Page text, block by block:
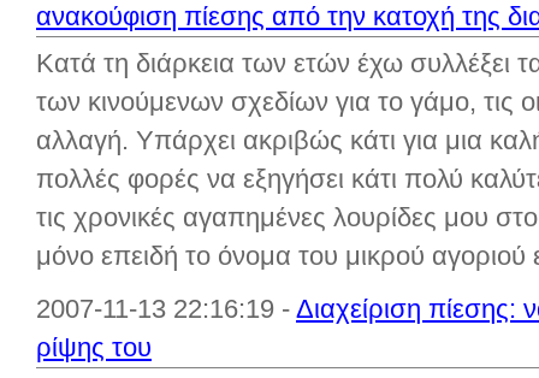
ανακούφιση πίεσης από την κατοχή της
Κατά τη διάρκεια των ετών έχω συλλέξει
των κινούμενων σχεδίων για το γάμο, τις
αλλαγή. Υπάρχει ακριβώς κάτι για μια
πολλές φορές να εξηγήσει κάτι πολύ
τις χρονικές αγαπημένες λουρίδες μου
μόνο επειδή το όνομα του μικρού αγοριού
2007-11-13 22:16:19 - Διαχείριση πίεσης:
ρίψης του